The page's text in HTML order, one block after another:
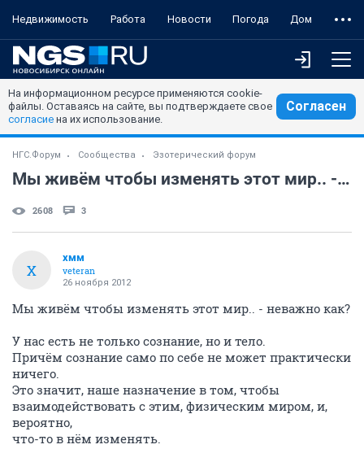
Недвижимость Работа Новости Погода Дом
На информационном ресурсе применяются cookie-
файлы. Оставаясь на сайте, вы подтверждаете свое
согласие на их использование.
Согласен
НГС.Форум Сообщества Эзотерический форум
Мы живём чтобы изменять этот мир.. - неважно как?
2608 3
Х
хмм
veteran
26 ноября 2012
Мы живём чтобы изменять этот мир.. - неважно как?
У нас есть не только сознание, но и тело.
Причём сознание само по себе не может практически
ничего.
Это значит, наше назначение в том, чтобы
взаимодействовать с этим, физическим миром, и,
вероятно,
что-то в нём изменять.